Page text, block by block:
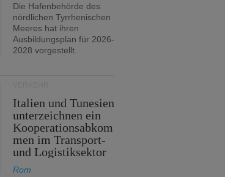
Die Hafenbehörde des
nördlichen Tyrrhenischen
Meeres hat ihren
Ausbildungsplan für 2026-
2028 vorgestellt.
Italien und Tunesien
unterzeichnen ein
Kooperationsabkom
men im Transport-
und Logistiksektor
Rom